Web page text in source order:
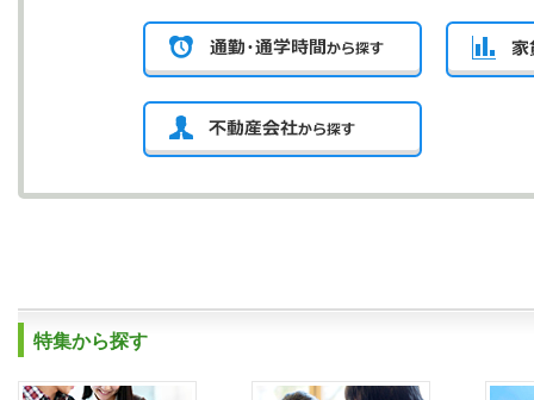
特集から探す